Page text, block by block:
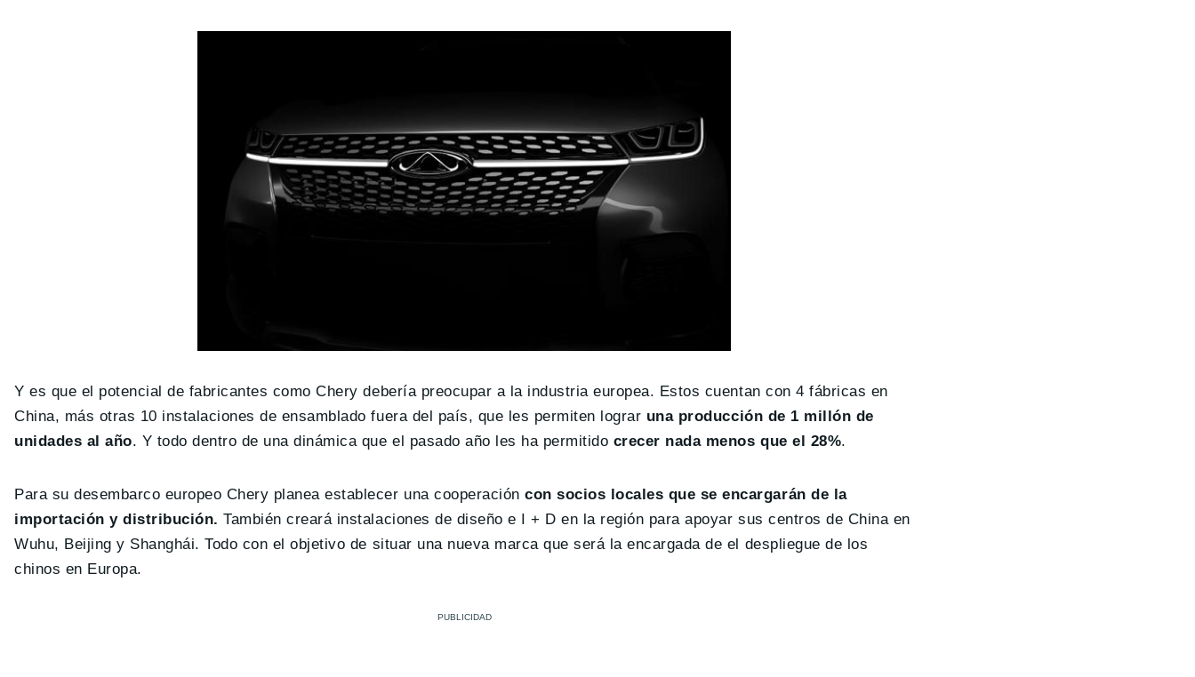
Y es que el potencial de fabricantes como Chery debería preocupar a la industria europea. Estos cuentan con 4 fábricas en
China, más otras 10 instalaciones de ensamblado fuera del país, que les permiten lograr una producción de 1 millón de
unidades al año. Y todo dentro de una dinámica que el pasado año les ha permitido crecer nada menos que el 28%.
Para su desembarco europeo Chery planea establecer una cooperacióncon socios locales que se encargarán de la
importación y distribución. También creará instalaciones de diseño e I + D en la región para apoyar sus centros de China en
Wuhu, Beijing y Shanghái. Todo con el objetivo de situar una nueva marca que será la encargada de el despliegue de los
chinos en Europa.